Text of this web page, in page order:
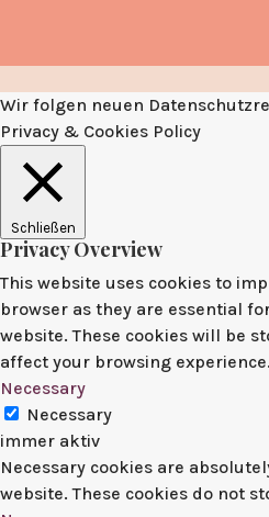
Wir folgen neuen
Privacy & Cookies Policy
Schließen
Privacy Overview
This website uses cookies to
browser as they are essential
website. These cookies will be
affect your browsing experience.
Necessary
Necessary
immer aktiv
Necessary cookies are
website. These cookies do not